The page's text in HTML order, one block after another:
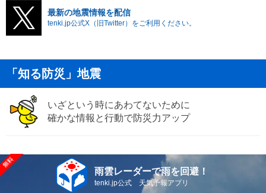
最新の地震情報を配信
tenki.jp公式X（旧Twitter）をご利用ください。
「知る防災」地震
いざという時にあわてないために
確かな情報と行動で防災力アップ
雨雲レーダーで雨を回避！
tenki.jp公式 天気予報アプリ